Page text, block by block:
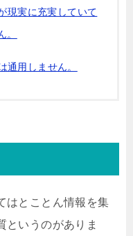
現実に充実していて
。
通用しません。
はとことん情報を集
というのがありま